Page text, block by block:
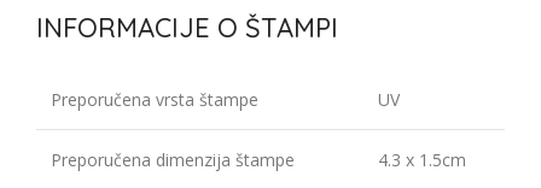
INFORMACIJE O ŠTAMPI
Preporučena vrsta štampe UV
Preporučena dimenzija štampe 4.3 x 1.5cm